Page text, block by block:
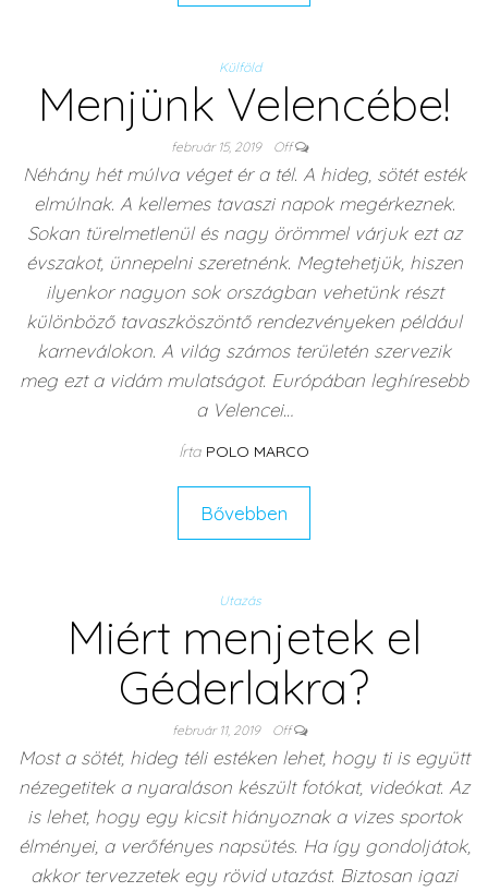
Külföld
Menjünk Velencébe!
február 15, 2019 Off
Néhány hét múlva véget ér a tél. A hideg, sötét esték
elmúlnak. A kellemes tavaszi napok megérkeznek.
Sokan türelmetlenül és nagy örömmel várjuk ezt az
évszakot, ünnepelni szeretnénk. Megtehetjük, hiszen
ilyenkor nagyon sok országban vehetünk részt
különböző tavaszköszöntő rendezvényeken például
karneválokon. A világ számos területén szervezik
meg ezt a vidám mulatságot. Európában leghíresebb
a Velencei…
Írta POLO MARCO
Bővebben
Utazás
Miért menjetek el
Géderlakra?
február 11, 2019 Off
Most a sötét, hideg téli estéken lehet, hogy ti is együtt
nézegetitek a nyaraláson készült fotókat, videókat. Az
is lehet, hogy egy kicsit hiányoznak a vizes sportok
élményei, a verőfényes napsütés. Ha így gondoljátok,
akkor tervezzetek egy rövid utazást. Biztosan igazi